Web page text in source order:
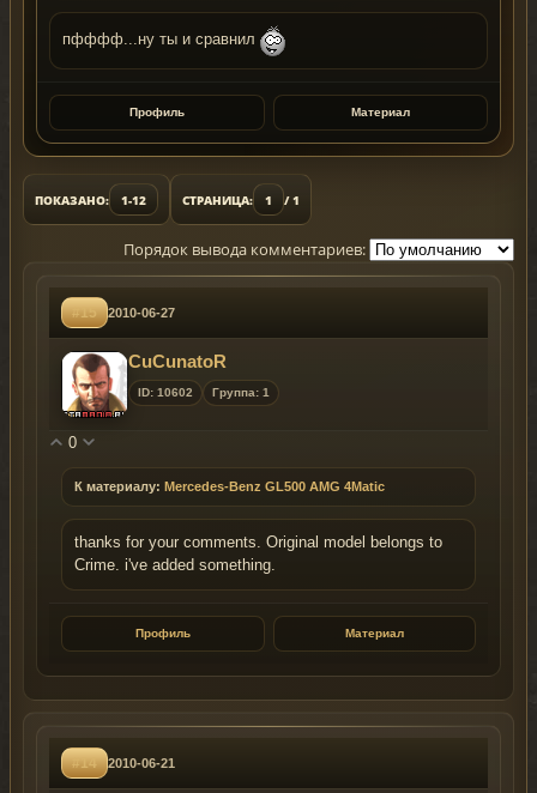
TERMS OF DISTRIBUTION AND USE.
> It's prohibited to make changes to the
means, you're not allowed to delete, rename
or add files inside the archive!
> It's prohibited to use the modification for
commercial purposes!
> It's prohibited to use model's details/parts
and textures for own purposes!
> It's prohibited to convert the model in other
games without the author's permission!
In the readme file, there's a black-list of sites
violate our copyright.
If you'd like to upload the mod on your site,
please specify the original authors, websites
and use ONLY the original screenshots.
пфффф...ну ты и сравнил
Профиль Материал
ПОКАЗАНО: 1-12 СТРАНИЦА: 1 / 1
Порядок вывода комментариев:
#15 2010-06-27
CuCunatoR
ID: 10602 Группа: 1
0
К материалу: Mercedes-Benz GL500 AMG 4Matic
thanks for your comments. Original model belongs to
Crime. i've added something.
Профиль Материал
#14 2010-06-21